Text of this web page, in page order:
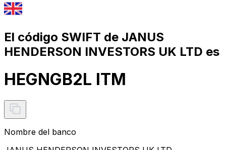
El código SWIFT de JANUS
HENDERSON INVESTORS UK LTD es
HEGNGB2L ITM
Nombre del banco